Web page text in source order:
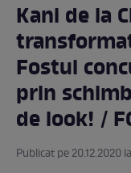
Kani de la
Fostul
prin
de look! /
Publicat pe 20.12.2020